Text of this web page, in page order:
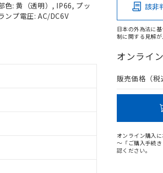
色: 黄（透明）, IP66, プッ
ンプ電圧: AC/DC6V
該非
日本の外為法に
制に関する見解が
オンライ
販売価格（税
オンライン購入
～「ご購入手続
認ください。